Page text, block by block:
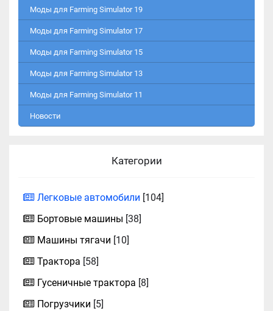
Моды для Farming Simulator 19
Моды для Farming Simulator 17
Моды для Farming Simulator 15
Моды для Farming Simulator 13
Моды для Farming Simulator 11
Новости
Категории
Легковые автомобили [104]
Бортовые машины [38]
Машины тягачи [10]
Трактора [58]
Гусеничные трактора [8]
Погрузчики [5]